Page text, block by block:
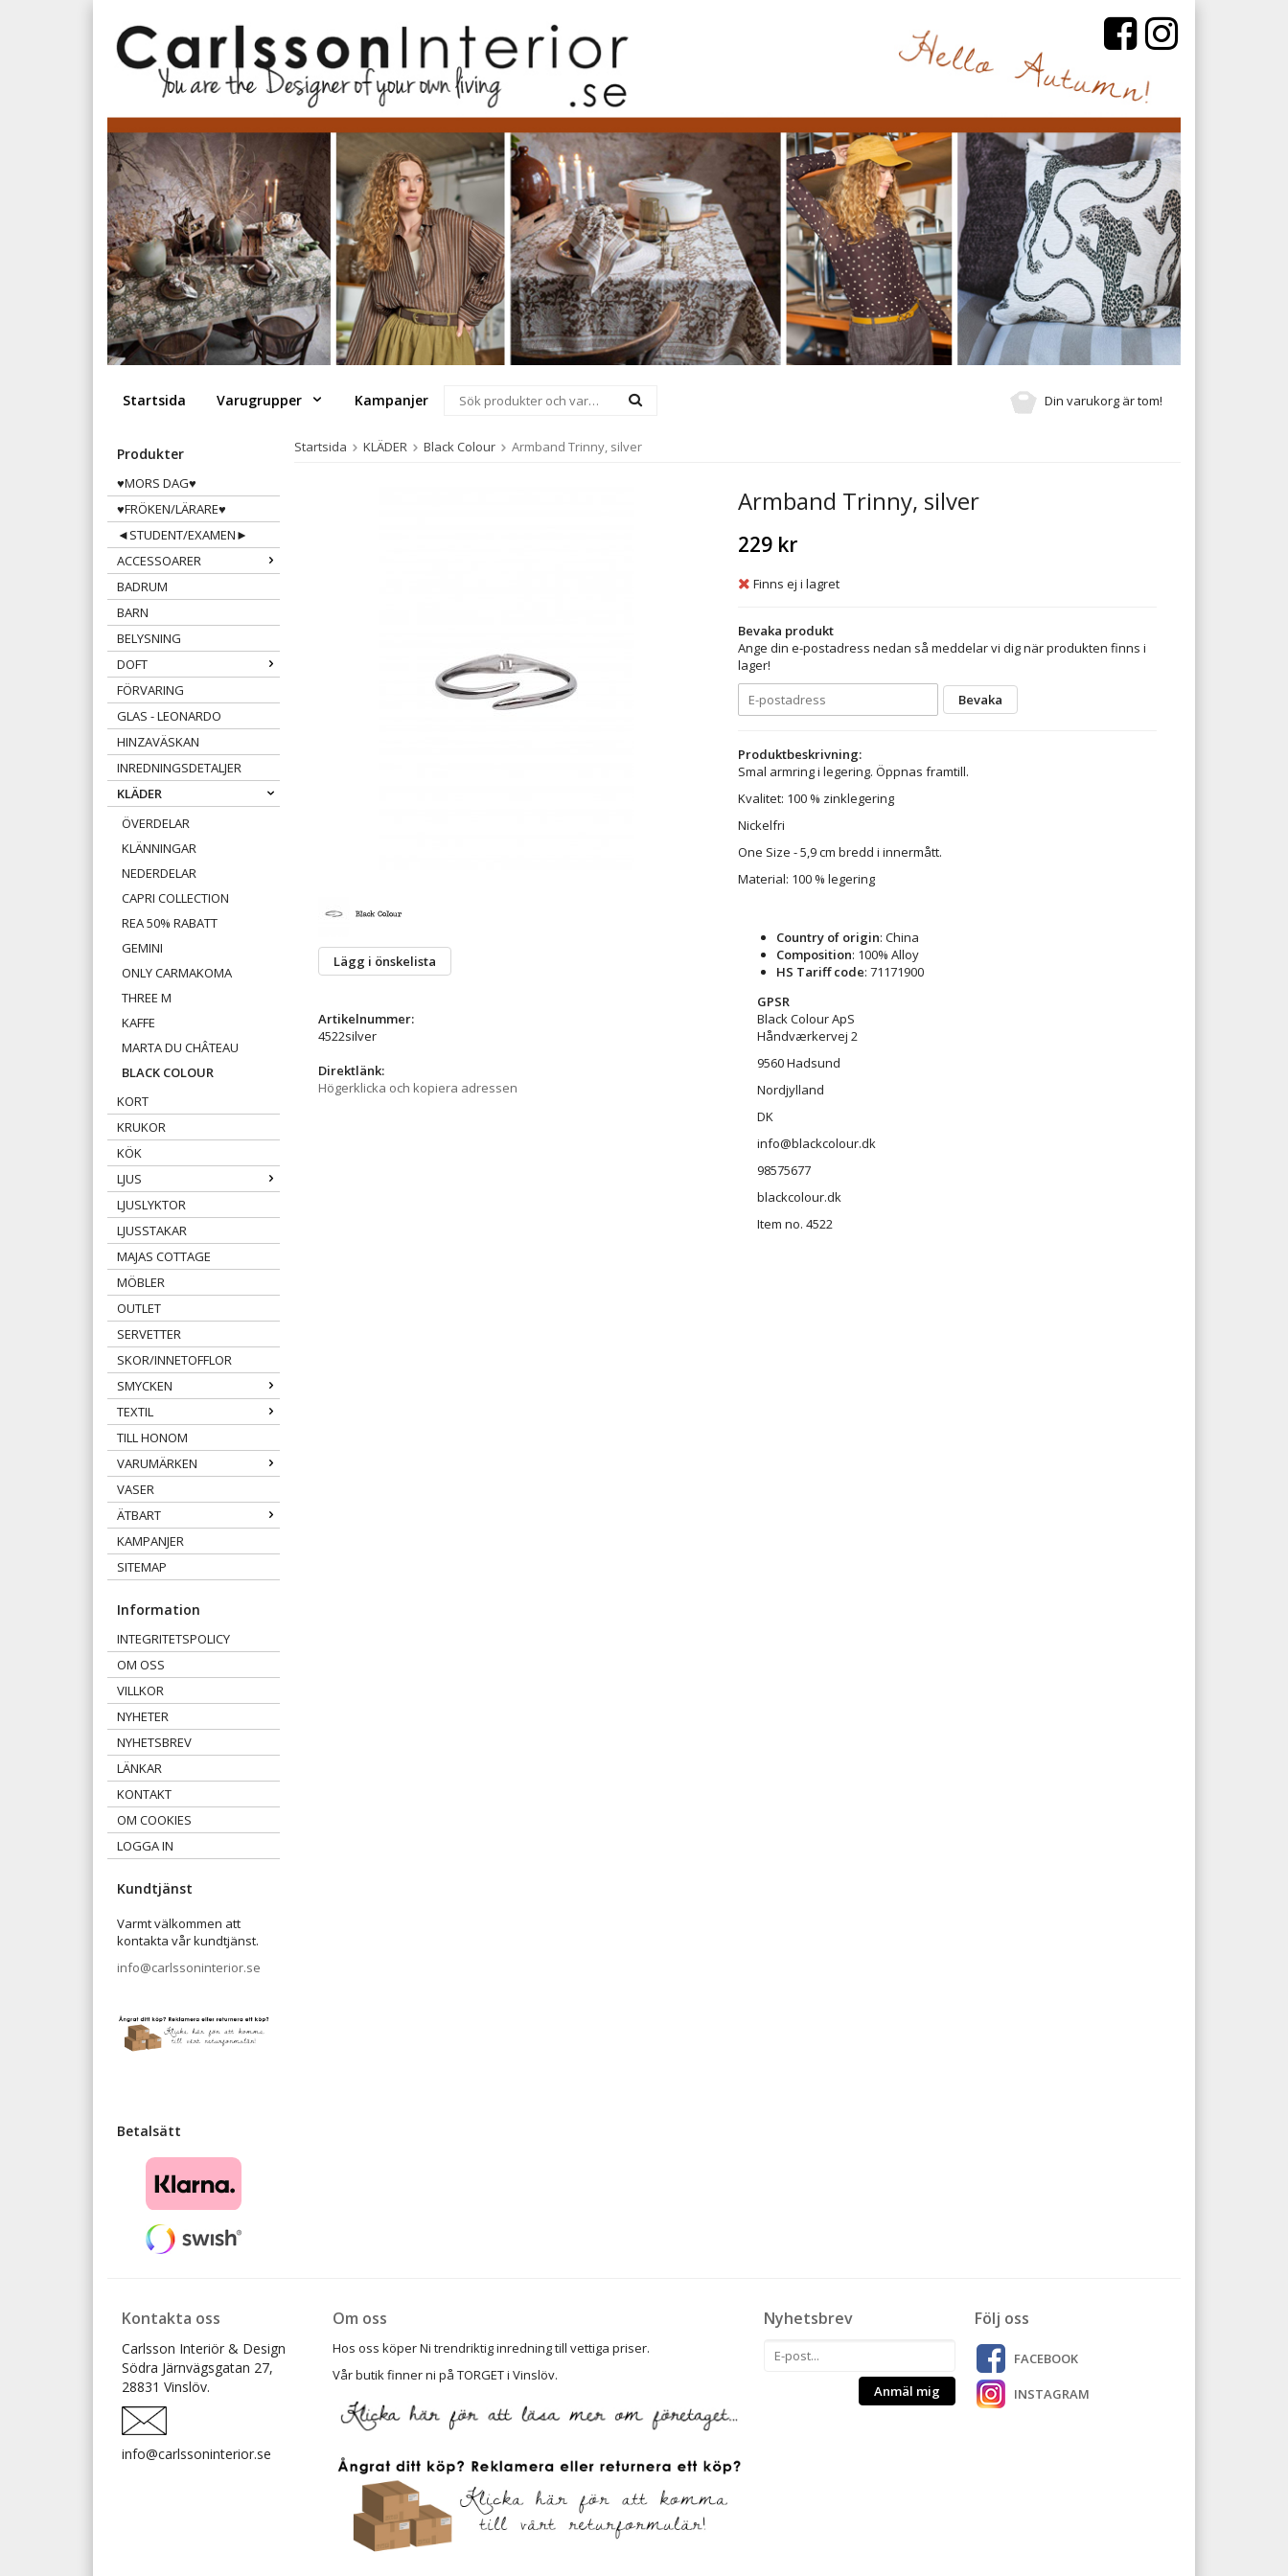
Startsida Varugrupper Kampanjer Din varukorg är tom!
Produkter
♥MORS DAG♥
♥FRÖKEN/LÄRARE♥
◄STUDENT/EXAMEN►
ACCESSOARER
BADRUM
BARN
BELYSNING
DOFT
FÖRVARING
GLAS - LEONARDO
HINZAVÄSKAN
INREDNINGSDETALJER
KLÄDER
ÖVERDELAR
KLÄNNINGAR
NEDERDELAR
CAPRI COLLECTION
REA 50% RABATT
GEMINI
ONLY CARMAKOMA
THREE M
KAFFE
MARTA DU CHÂTEAU
BLACK COLOUR
KORT
KRUKOR
KÖK
LJUS
LJUSLYKTOR
LJUSSTAKAR
MAJAS COTTAGE
MÖBLER
OUTLET
SERVETTER
SKOR/INNETOFFLOR
SMYCKEN
TEXTIL
TILL HONOM
VARUMÄRKEN
VASER
ÄTBART
KAMPANJER
SITEMAP
Information
INTEGRITETSPOLICY
OM OSS
VILLKOR
NYHETER
NYHETSBREV
LÄNKAR
KONTAKT
OM COOKIES
LOGGA IN
Kundtjänst
Varmt välkommen att
kontakta vår kundtjänst.
info@carlssoninterior.se
Betalsätt
Startsida KLÄDER Black Colour Armband Trinny, silver
Armband Trinny, silver
229 kr
Finns ej i lagret
Bevaka produkt
Ange din e-postadress nedan så meddelar vi dig när produkten finns i
lager!
Bevaka
Produktbeskrivning:
Smal armring i legering. Öppnas framtill.
Kvalitet: 100 % zinklegering
Nickelfri
One Size - 5,9 cm bredd i innermått.
Material: 100 % legering
Country of origin: China
Composition: 100% Alloy
HS Tariff code: 71171900
GPSR
Black Colour ApS
Håndværkervej 2
9560 Hadsund
Nordjylland
DK
info@blackcolour.dk
98575677
blackcolour.dk
Item no. 4522
Lägg i önskelista
Artikelnummer:
4522silver
Direktlänk:
Högerklicka och kopiera adressen
Kontakta oss
Carlsson Interiör & Design
Södra Järnvägsgatan 27,
28831 Vinslöv.
info@carlssoninterior.se
Följ oss
FACEBOOK
INSTAGRAM
Nyhetsbrev
Anmäl mig
Om oss
Hos oss köper Ni trendriktig inredning till vettiga priser.
Vår butik finner ni på TORGET i Vinslöv.